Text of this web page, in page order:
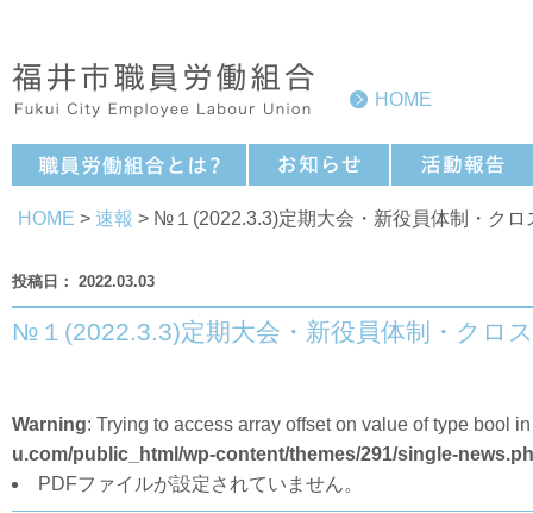
HOME
HOME > 速報 > №１(2022.3.3)定期大会・新役員体制・クロ
2022.03.03
№１(2022.3.3)定期大会・新役員体制・クロ
Warning: Trying to access array offset on value of type bool
u.com/public_html/wp-content/themes/291/single-
PDFファイルが設定されていません。